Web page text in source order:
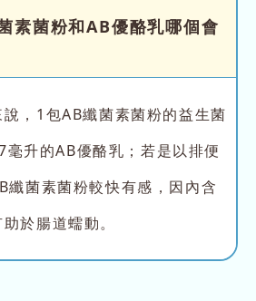
素菌粉和AB優酪乳哪個會
，1包AB纖菌素菌粉的益生菌
升的AB優酪乳；若是以排便
纖菌素菌粉較快有感，因內含
於腸道蠕動。